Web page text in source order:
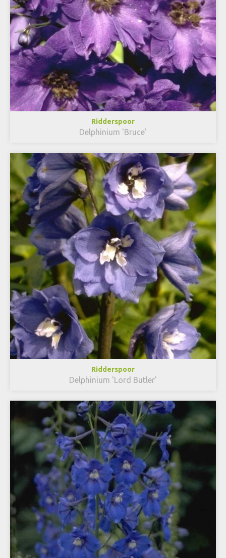
Ridderspoor
Delphinium 'Bruce'
Ridderspoor
Delphinium 'Lord Butler'